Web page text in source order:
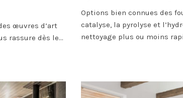
œuvres d’art
rassure dès le...
Options bien connues des
catalyse, la pyrolyse et
nettoyage plus ou moins